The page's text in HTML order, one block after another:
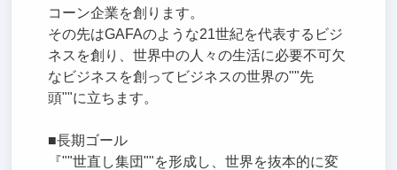
コーン企業を創ります。
その先はGAFAのような21世紀を代表するビジ
ネスを創り、世界中の人々の生活に必要不可欠
なビジネスを創ってビジネスの世界の""先
頭""に立ちます。
■長期ゴール
『""世直し集団""を形成し、世界を抜本的に変